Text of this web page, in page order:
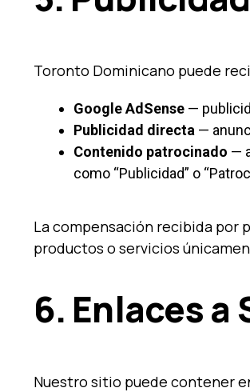
Toronto Dominicano puede
Google AdSense —
Publicidad directa —
Contenido patrocinado —
como “Publicidad” o
La compensación recibida por
productos o servicios
6. Enlaces
Nuestro sitio puede contener